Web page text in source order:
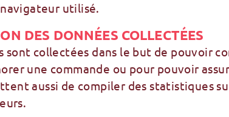
utilisé.
DES DONNÉES COLLECTÉES
sont collectées dans le but de pouvoir
une commande ou pour pouvoir
aussi de compiler des statistiques